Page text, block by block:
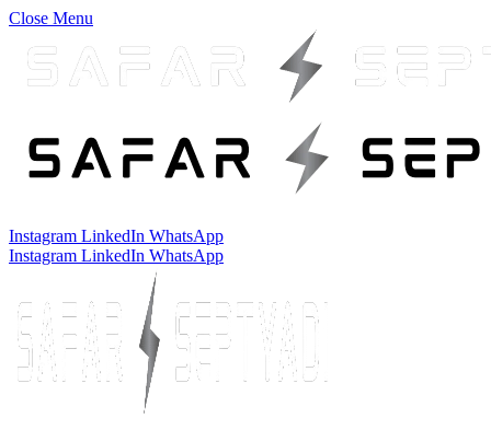
Close Menu
Instagram LinkedIn WhatsApp
Instagram LinkedIn WhatsApp